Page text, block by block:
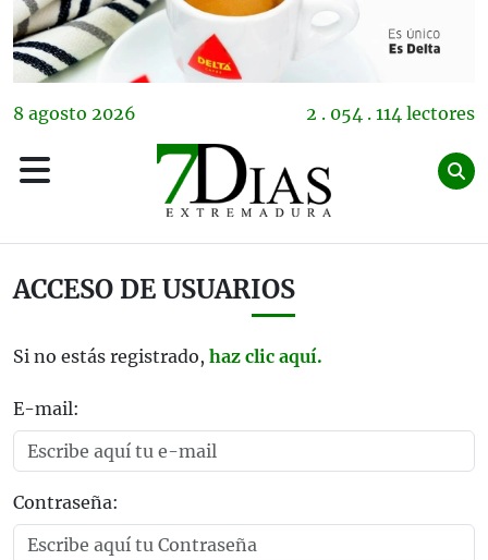
8 agosto 2026 2 . 054 . 114 lectores
ACCESO DE USUARIOS
Si no estás registrado, haz clic aquí.
E-mail:
Contraseña: